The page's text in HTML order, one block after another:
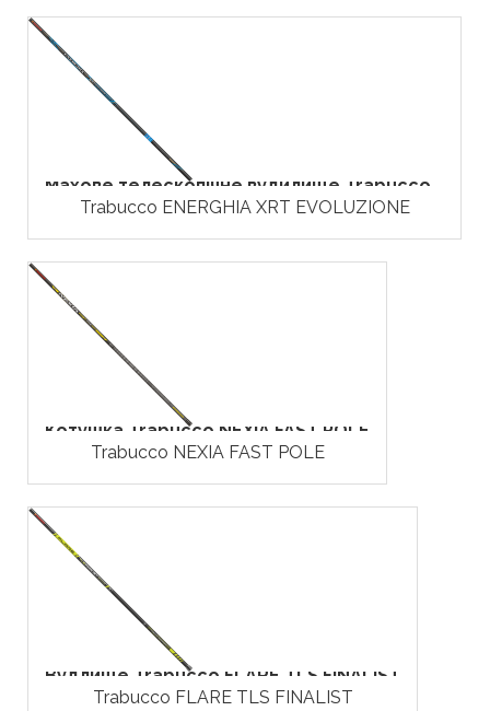
Махове телескопічне вудилище Trabucco...
Trabucco ENERGHIA XRT EVOLUZIONE
Котушка Trabucco NEXIA FAST POLE
Trabucco NEXIA FAST POLE
Вудлище Trabucco FLARE TLS FINALIST
Trabucco FLARE TLS FINALIST